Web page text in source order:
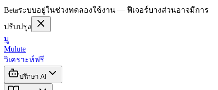
Betaระบบอยู่ในช่วงทดลองใช้งาน — ฟีเจอร์บางส่วนอาจมีการ
ปรับปรุง
มู
Mulute
วิเคราะห์ฟรี
ปรึกษา AI